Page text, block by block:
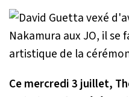
Ce mercredi 3 juillet,